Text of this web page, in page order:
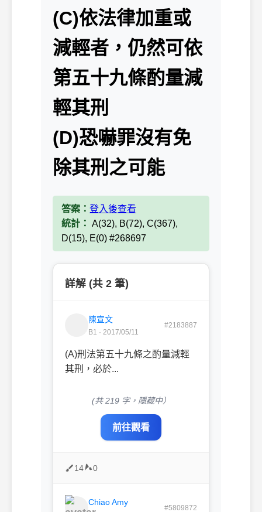
(C)依法律加重或
減輕者，仍然可依
第五十九條酌量減
輕其刑
(D)恐嚇罪沒有免
除其刑之可能
答案： 登入後查看
統計： A(32), B(72), C(367),
D(15), E(0) #268697
詳解 (共 2 筆)
陳宣文
B1 · 2017/05/11
#2183887
(A)刑法第五十九條之酌量減輕
其刑，必於...
(共 219 字，隱藏中）
前往觀看
14 0
Chiao Amy
#5809872